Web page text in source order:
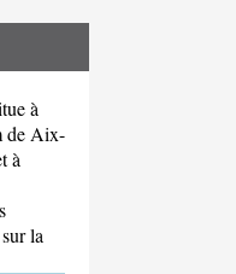
à
de Aix-
à
la